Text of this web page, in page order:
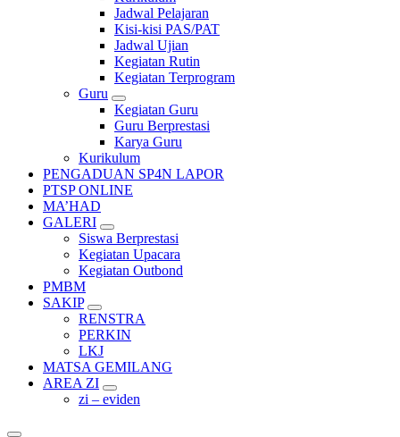
Jadwal Pelajaran
Kisi-kisi PAS/PAT
Jadwal Ujian
Kegiatan Rutin
Kegiatan Terprogram
Guru
Kegiatan Guru
Guru Berprestasi
Karya Guru
Kurikulum
PENGADUAN SP4N LAPOR
PTSP ONLINE
MA’HAD
GALERI
Siswa Berprestasi
Kegiatan Upacara
Kegiatan Outbond
PMBM
SAKIP
RENSTRA
PERKIN
LKJ
MATSA GEMILANG
AREA ZI
zi – eviden